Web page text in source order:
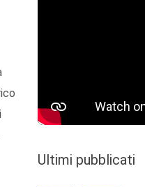
Ultimi pubblicati